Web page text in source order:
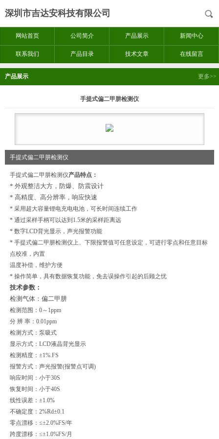
深圳市吉达安科技有限公司
网站首页 公司简介 产品展示 新闻中心
联系我们 产品目录 技术文章 在线留言
产品展示 更多>>
手提式偏二甲肼检测仪
手提式偏二甲肼检测仪
手提式偏二甲肼检测仪产品特点：
* 外观整洁大方，防爆、防震设计
* 高精度、高分辨率，响应快速
* 采用超大容量锂电充电电池，可长时间连续工作
* 通过采样手柄可以达到1.5米的采样距离远
* 数字LCD背光显示，声光报警功能
* 手提式偏二甲肼检测仪上、下限报警值可任意设定，可进行零点和任意目标
点校准，内置
温度补偿，维护方便
* 操作简单，具有数据恢复功能，免去误操作引起的后顾之忧
技术参数：
检测气体：偏二甲肼
检测范围：0～1ppm
分 辨 率：0.01ppm
检测方式：泵吸式
显示方式：LCD液晶背光显示
检测精度：±1%.FS
报警方式：声光报警(报警点可调)
响应时间：小于30S
恢复时间：小于40S
线性误差：±1.0%
不确定度：2%Rd±0.1
零点漂移：≤±2.0%FS/年
跨度漂移：≤±1.0%FS/月